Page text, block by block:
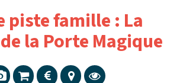
piste famille : La
la Porte Magique